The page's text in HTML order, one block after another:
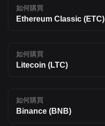
如何購買
Ethereum Classic (ETC)
如何購買
Litecoin (LTC)
如何購買
Binance (BNB)